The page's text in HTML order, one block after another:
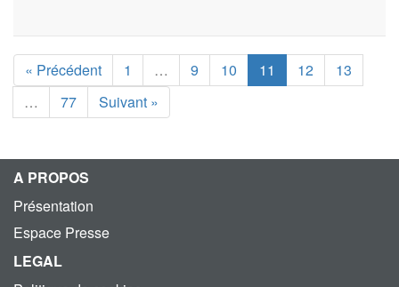
« Précédent 1 … 9 10 11 12
13
…
77 Suivant »
A PROPOS
Présentation
Espace Presse
LEGAL